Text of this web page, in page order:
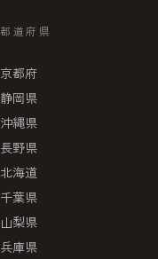
都道府県
京都府
静岡県
沖縄県
長野県
北海道
千葉県
山梨県
兵庫県